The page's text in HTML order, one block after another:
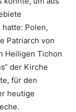
Polen,
Patriarch von
Heiligen Tichon
der Kirche
für den
heutige